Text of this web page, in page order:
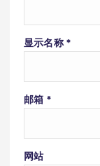
显示名称 *
邮箱 *
网站